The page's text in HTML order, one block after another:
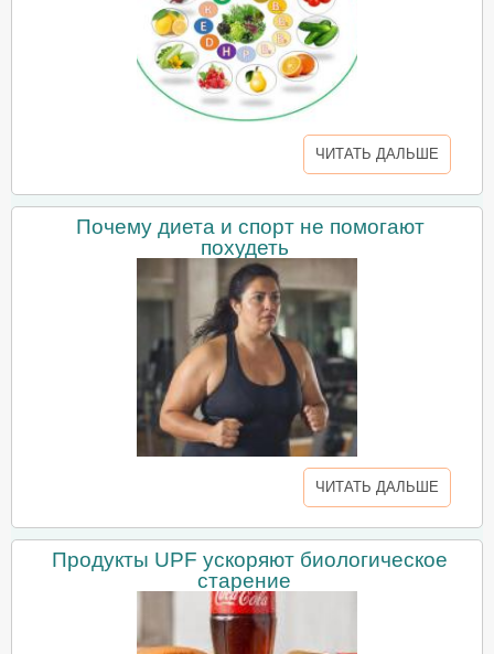
ЧИТАТЬ ДАЛЬШЕ
Почему диета и спорт не помогают
похудеть
ЧИТАТЬ ДАЛЬШЕ
Продукты UPF ускоряют биологическое
старение